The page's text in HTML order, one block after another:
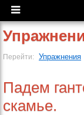
Перейти: Упражнения
Падем
скамье.